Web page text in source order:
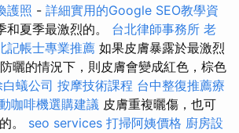
護照 - 詳細實用的Google SEO教學資
和夏季最激烈的。 台北律師事務所 老
記帳士專業推薦 如果皮膚暴露於最激烈
曬的情況下，則皮膚會變成紅色，棕色
蟻公司 按摩技術課程 台中整復推薦療
咖啡機選購建議 皮膚重複曬傷，也可
。 seo services 打掃阿姨價格 廚房設